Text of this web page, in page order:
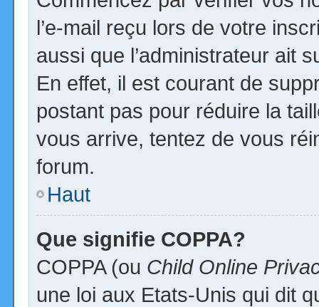
l’e-mail reçu lors de votre
aussi que l’administrateur ait
En effet, il est courant de
postant pas pour réduire la
vous arrive, tentez de vous
forum.
Haut
Que signifie COPPA?
COPPA (ou Child Online
une loi aux Etats-Unis qui dit